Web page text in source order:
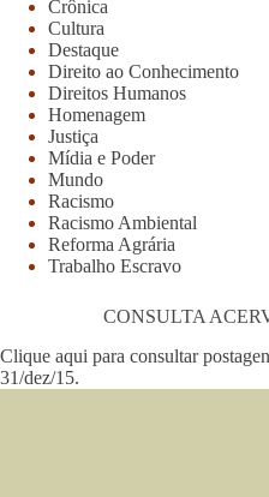
Crônica
Cultura
Destaque
Direito ao Conhecimento
Direitos Humanos
Homenagem
Justiça
Mídia e Poder
Mundo
Racismo
Racismo Ambiental
Reforma Agrária
Trabalho Escravo
CONSULTA
Clique aqui para consultar
31/dez/15.